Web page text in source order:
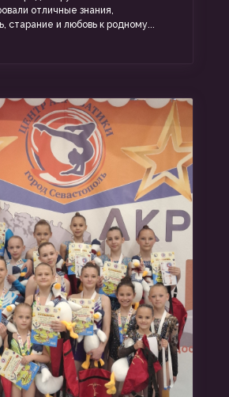
отличные знания,
старание и любовь к родному...